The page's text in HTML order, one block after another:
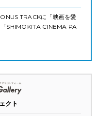
TRACKに「映画を愛
SHIMOKITA CINEMA PA
クト